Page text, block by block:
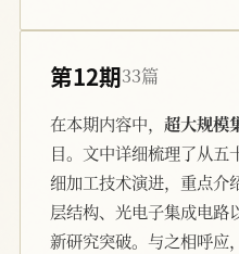
第12期33篇
在本期内容中， 超大规模
目。文中详细梳理了从
细加工技术演进，重点介
层结构、光电子集成电路
新研究突破。与之相呼应，